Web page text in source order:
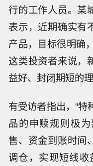
行的工作人员。某
表示，近期确实有
产品，目标很明确
这类投资者来说，
益好、封闭期短的
有受访者指出，“特
品的申赎规则极
售、资金到账时间
调仓，实现短线收